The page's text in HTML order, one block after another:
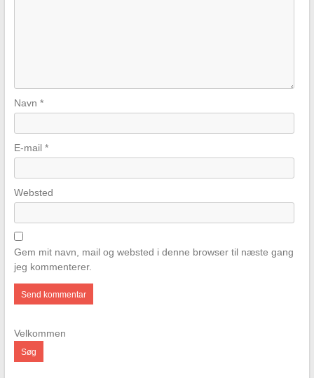
Navn *
E-mail *
Websted
Gem mit navn, mail og websted i denne browser til næste gang
jeg kommenterer.
Velkommen
Søg